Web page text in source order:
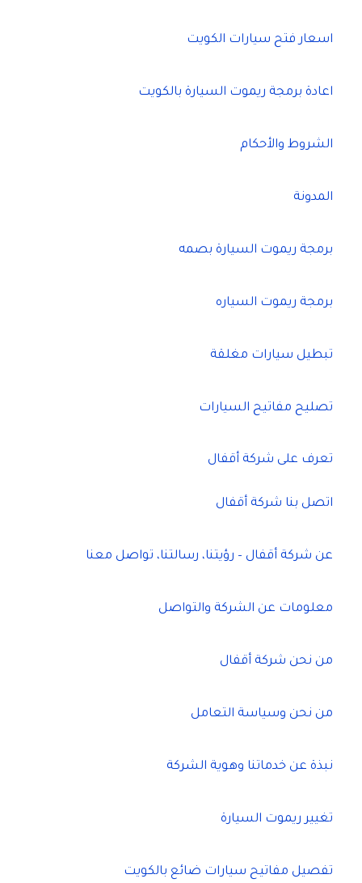
اسعار فتح سيارات الكويت
اعادة برمجة ريموت السيارة بالكويت
الشروط والأحكام
المدونة
برمجة ريموت السيارة بصمه
برمجة ريموت السياره
تبطيل سيارات مغلقة
تصليح مفاتيح السيارات
تعرف على شركة أقفال
اتصل بنا شركة أقفال
عن شركة أقفال – رؤيتنا، رسالتنا، تواصل معنا
معلومات عن الشركة والتواصل
من نحن شركة أقفال
من نحن وسياسة التعامل
نبذة عن خدماتنا وهوية الشركة
تغيير ريموت السيارة
تفصيل مفاتيح سيارات ضائع بالكويت